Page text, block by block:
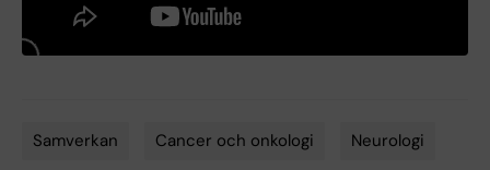
Samverkan Cancer och onkologi Neurologi